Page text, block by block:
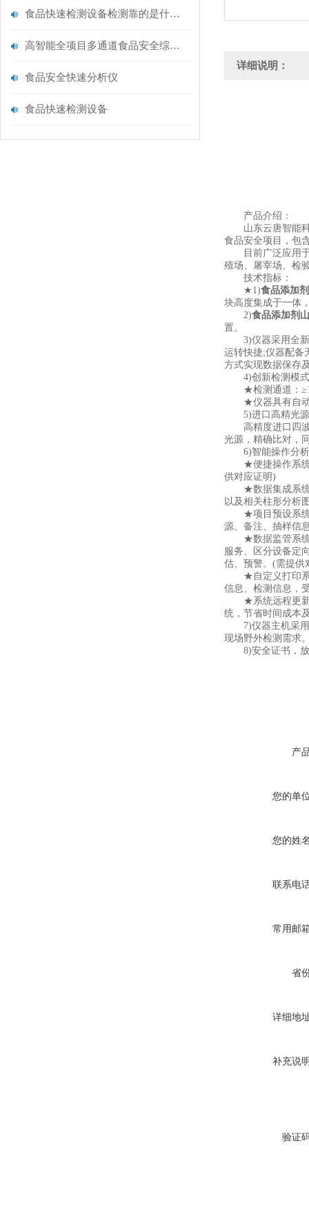
食品快速检测设备检测靠的是什么原理呢
高智能全项目多通道食品安全综合检测仪器简介
食品安全快速分析仪
食品快速检测设备
详细说明：
产品介绍：
山东云唐智能科
食品安全项目，包
目前广泛应用于
殖场、屠宰场、检
技术指标：
★1)食品添加
块高度集成于一体
2)食品添加剂
置。
3)仪器采用全新
运转快捷;仪器配备
方式实现数据保存
4)创新检测模
★检测通道：≥12
★仪器具有自动识
5)进口高精光
高精度进口四波
光源，精确比对，
6)智能操作分析
★便捷操作系统：
供对应证明)
★数据集成系统：
以及相关柱形分析
★项目预设系统：
源、备注、抽样信
★数据监管系统：
服务、区分设备定
估、预警。(需提供
★自定义打印系统
信息、检测信息，
★系统远程更新功
统，节省时间成本
7)仪器主机采用
现场野外检测需求
8)安全证书，放
产
您的单
您的姓
联系电
常用邮
省
详细地
补充说
验证